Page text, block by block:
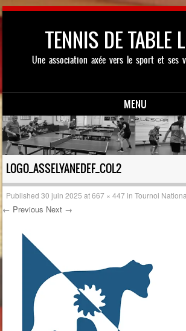
TENNIS DE TABLE
Une association axée vers le sport et ses
MENU
Skip to content
LOGO_ASSELYANEDEF_COL2
Published30 juin 2025 at667 × 447inTournoi
← Previous Next →